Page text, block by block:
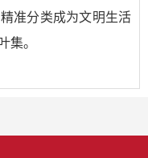
准分类成为文明生活
集。